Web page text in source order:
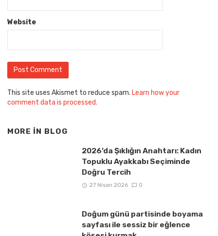
Website
This site uses Akismet to reduce spam. Learn how your
comment data is processed.
MORE IN BLOG
2026’da Şıklığın Anahtarı: Kadın
Topuklu Ayakkabı Seçiminde
Doğru Tercih
27 Nisan 2026 0
Doğum günü partisinde boyama
sayfası ile sessiz bir eğlence